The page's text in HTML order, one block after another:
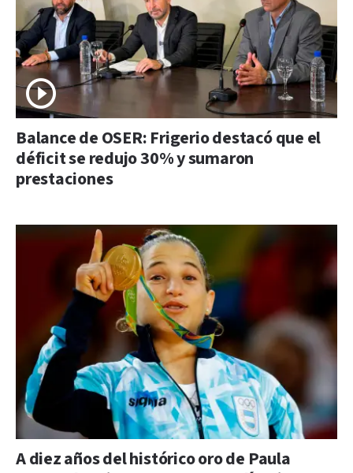
Balance de OSER: Frigerio destacó que el
déficit se redujo 30% y sumaron
prestaciones
A diez años del histórico oro de Paula